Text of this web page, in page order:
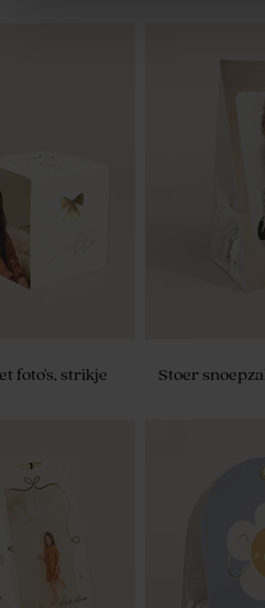
Bedankjes
foto's, strikje
Stoer